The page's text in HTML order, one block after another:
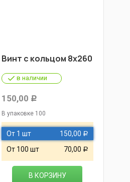
Винт с кольцом 8х260
в наличии
150,00 Р
В упаковке 100
От 1 шт 150,00 Р
От 100 шт 70,00 Р
В КОРЗИНУ